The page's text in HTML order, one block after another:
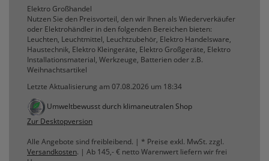
Elektro Großhandel
Nutzen Sie den Preisvorteil, den wir Ihnen als Wiederverkäufer
oder Elektrohändler in den folgenden Bereichen bieten:
Leuchten, Leuchtmittel, Leuchtzubehör, Elektro Handelsware,
Haustechnik, Elektro Kleingeräte, Elektro Großgeräte, Elektro
Installationsmaterial, Werkzeuge, Batterien oder z.B.
Weihnachtsartikel
Letzte Aktualisierung am 07.08.2026 um 18:34
Umweltbewusst durch klimaneutralen Shop
Zur Desktopversion
Alle Angebote sind freibleibend. | * Preise exkl. MwSt. zzgl.
Versandkosten. | Ab 145,- € netto Warenwert liefern wir frei